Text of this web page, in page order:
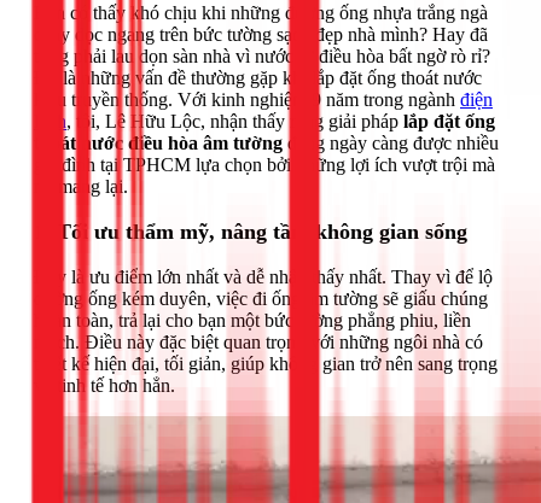
Bạn có thấy khó chịu khi những đường ống nhựa trắng ngà
chạy dọc ngang trên bức tường sạch đẹp nhà mình? Hay đã
từng phải lau dọn sàn nhà vì nước từ điều hòa bất ngờ rò rỉ?
Đó là những vấn đề thường gặp khi lắp đặt ống thoát nước
kiểu truyền thống. Với kinh nghiệm 9 năm trong ngành điện
lạnh, tôi, Lê Hữu Lộc, nhận thấy rằng giải pháp lắp đặt ống
thoát nước điều hòa âm tường đang ngày càng được nhiều
gia đình tại TPHCM lựa chọn bởi những lợi ích vượt trội mà
nó mang lại.
1. Tối ưu thẩm mỹ, nâng tầm không gian sống
Đây là ưu điểm lớn nhất và dễ nhận thấy nhất. Thay vì để lộ
đường ống kém duyên, việc đi ống âm tường sẽ giấu chúng
hoàn toàn, trả lại cho bạn một bức tường phẳng phiu, liền
mạch. Điều này đặc biệt quan trọng với những ngôi nhà có
thiết kế hiện đại, tối giản, giúp không gian trở nên sang trọng
và tinh tế hơn hẳn.